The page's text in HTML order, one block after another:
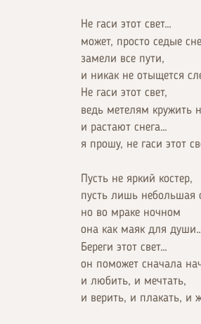
Не гаси этот свет…
может, просто седые
замели все пути,
и никак не отыщется
Не гаси этот свет,
ведь метелям кружить
и растают снега…
я прошу, не гаси этот
Пусть не яркий костер,
пусть лишь небольшая
но во мраке ночном
она как маяк для
Береги этот свет…
он поможет сначала
и любить, и мечтать,
и верить, и плакать, и